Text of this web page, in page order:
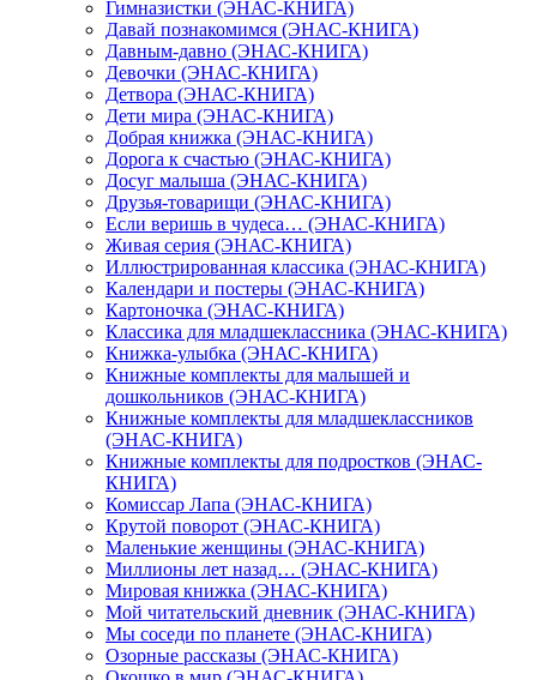
Гимназистки (ЭНАС-КНИГА)
Давай познакомимся (ЭНАС-КНИГА)
Давным-давно (ЭНАС-КНИГА)
Девочки (ЭНАС-КНИГА)
Детвора (ЭНАС-КНИГА)
Дети мира (ЭНАС-КНИГА)
Добрая книжка (ЭНАС-КНИГА)
Дорога к счастью (ЭНАС-КНИГА)
Досуг малыша (ЭНАС-КНИГА)
Друзья-товарищи (ЭНАС-КНИГА)
Если веришь в чудеса… (ЭНАС-КНИГА)
Живая серия (ЭНАС-КНИГА)
Иллюстрированная классика (ЭНАС-КНИГА)
Календари и постеры (ЭНАС-КНИГА)
Картоночка (ЭНАС-КНИГА)
Классика для младшеклассника (ЭНАС-КНИГА)
Книжка-улыбка (ЭНАС-КНИГА)
Книжные комплекты для малышей и
дошкольников (ЭНАС-КНИГА)
Книжные комплекты для младшеклассников
(ЭНАС-КНИГА)
Книжные комплекты для подростков (ЭНАС-
КНИГА)
Комиссар Лапа (ЭНАС-КНИГА)
Крутой поворот (ЭНАС-КНИГА)
Маленькие женщины (ЭНАС-КНИГА)
Миллионы лет назад… (ЭНАС-КНИГА)
Мировая книжка (ЭНАС-КНИГА)
Мой читательский дневник (ЭНАС-КНИГА)
Мы соседи по планете (ЭНАС-КНИГА)
Озорные рассказы (ЭНАС-КНИГА)